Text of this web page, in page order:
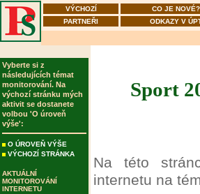
VÝCHOZÍ CO JE NOVÉ?
PARTNEŘI
ODKAZY V
Vyberte si z
následujících témat
monitorování. Na
výchozí stránku mých
aktivit se dostanete
volbou 'O úroveň
výše':
O ÚROVEŇ VÝŠE
VÝCHOZÍ STRÁNKA
AKTUÁLNÍ
MONITOROVÁNÍ
INTERNETU
Sport
Na této
internetu na